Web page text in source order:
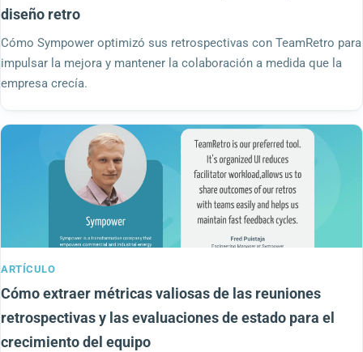
diseño retro
Cómo Sympower optimizó sus retrospectivas con TeamRetro para
impulsar la mejora y mantener la colaboración a medida que la
empresa crecía.
ARTÍCULO
Cómo extraer métricas valiosas de las reuniones
retrospectivas y las evaluaciones de estado para el
crecimiento del equipo